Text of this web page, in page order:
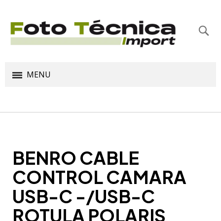
MENU
BENRO CABLE
CONTROL CAMARA
USB-C -/USB-C
ROTULA POLARIS